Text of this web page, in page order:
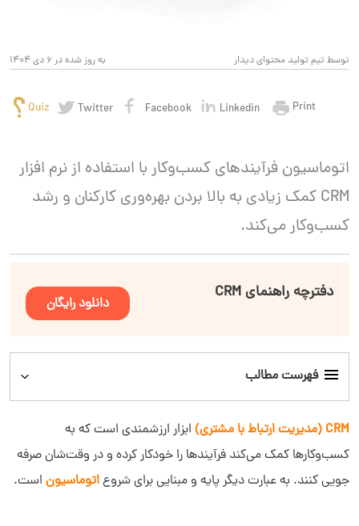
به روز شده در 6 دی 1404 توسط تیم تولید محتوای دیدار
Quiz Twitter Facebook Linkedin Print
اتوماسیون فرآیندهای کسب‌وکار با استفاده از نرم افزار
CRM کمک زیادی به بالا بردن بهره‌وری کارکنان و رشد
کسب‌وکار می‌کند.
دفترچه راهنمای CRM
دانلود رایگان
فهرست مطالب
مزایای اتوماسیون کسب و کار
CRM (مدیریت ارتباط با مشتری)
ابزار ارزشمندی است که به
کسب‌وکارها کمک می‌کند فرآیندها را خودکار کرده و در وقت‌شان صرفه
جویی کنند. به عبارت دیگر پایه و مبنایی برای شروعاتوماسیون است.